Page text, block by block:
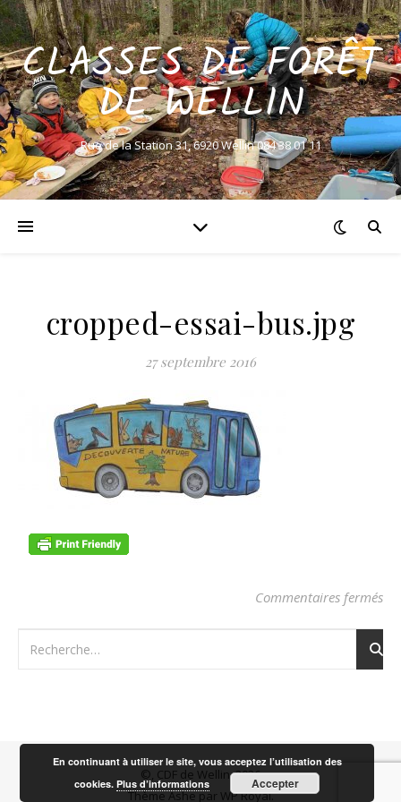
CLASSES DE FORÊT
DE WELLIN
Rue de la Station 31, 6920 Wellin 084 38 01 11
cropped-essai-bus.jpg
27 septembre 2016
Commentaires fermés
©, CDF de Wellin, 2026
Thème Ashe par WP Royal.
En continuant à utiliser le site, vous acceptez l’utilisation des
cookies.Plus d’informations Accepter